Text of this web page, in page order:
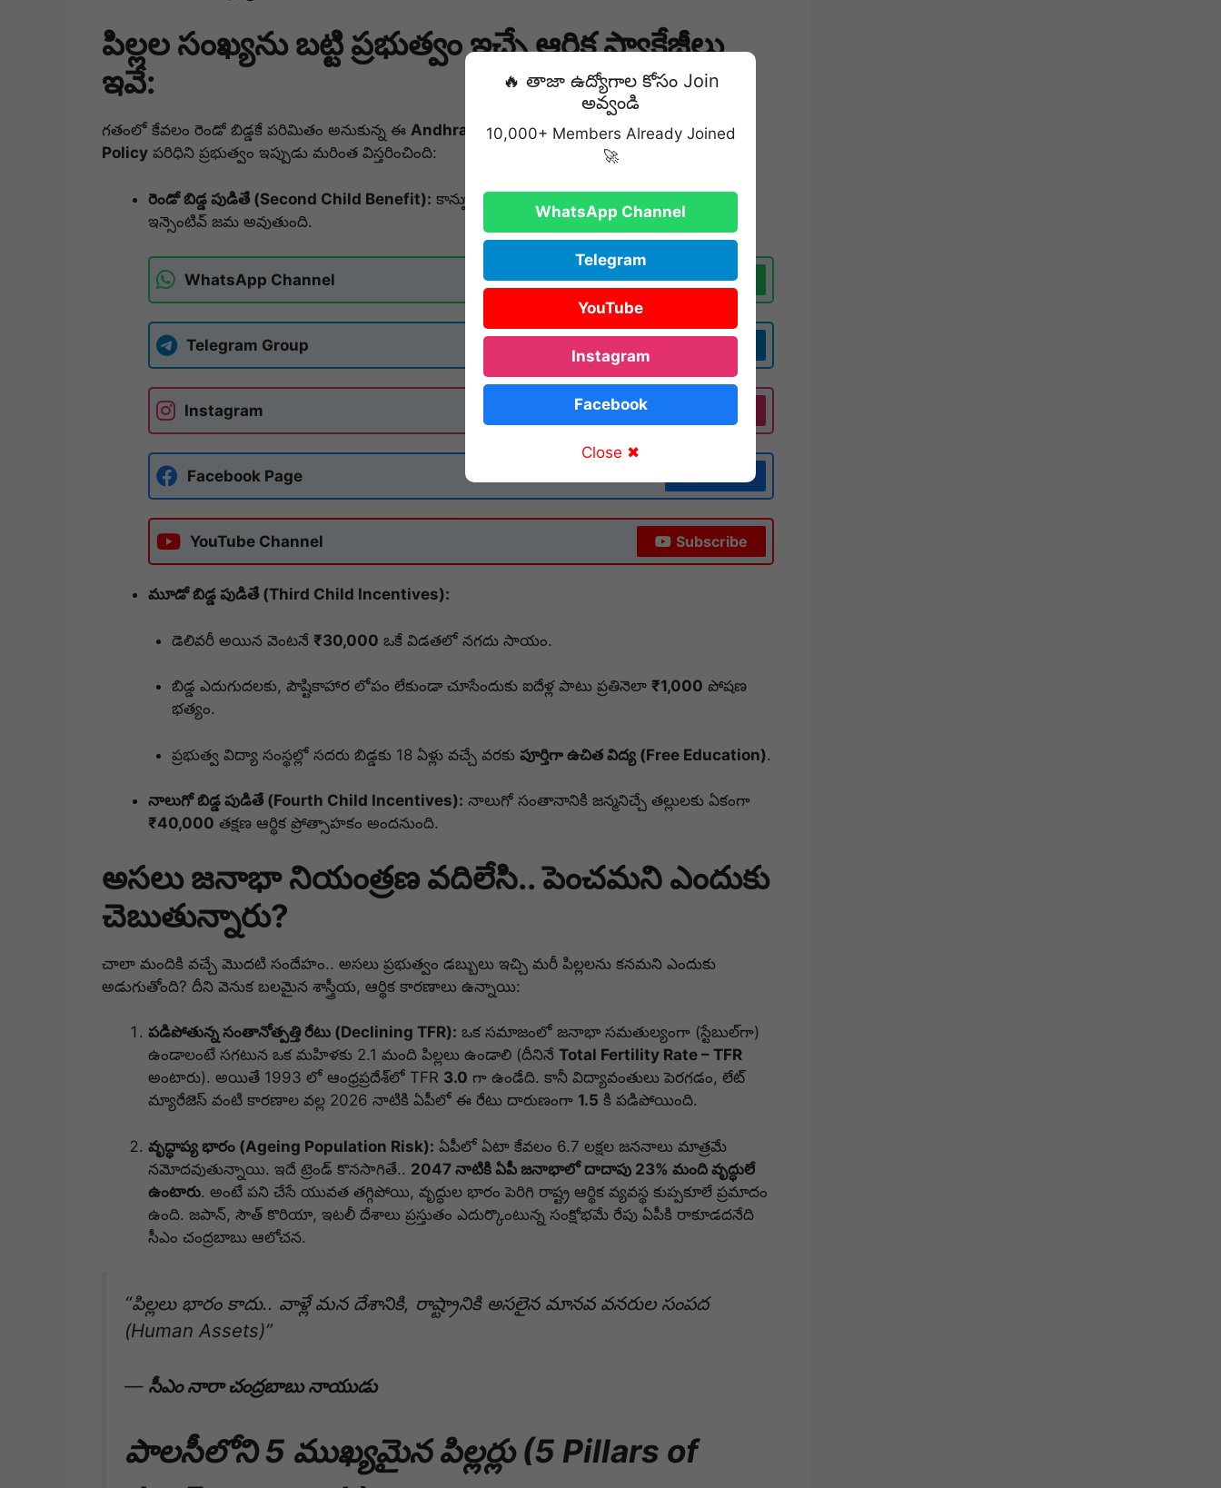
పిల్లల సంఖ్యను బట్టి ప్రభుత్వం ఇచ్చే ఆర్థిక ప్యాకేజీలు
ఇవే:
గతంలో కేవలం రెండో బిడ్డకే పరిమితం అనుకున్న ఈ Andhra Pradesh Population Management
Policy పరిధిని ప్రభుత్వం ఇప్పుడు మరింత విస్తరించింది:
రెండో బిడ్డ పుడితే (Second Child Benefit): కాన్పు సమయానికే తల్లి అకౌంట్లో
వన్-టైమ్
ఇన్సెంటివ్ జమ అవుతుంది.
WhatsApp Channel Join Now
Telegram Group Join Now
Instagram
Facebook Page
YouTube Channel Subscribe
మూడో బిడ్డ పుడితే (Third Child Incentives):
డెలివరీ అయిన వెంటనే ₹30,000 ఒకే విడతలో నగదు సాయం.
బిడ్డ ఎదుగుదలకు, పౌష్టికాహార లోపం లేకుండా చూసేందుకు ఐదేళ్ల పాటు ప్రతినెలా ₹1,000 పోషణ
భత్యం.
ప్రభుత్వ విద్యా సంస్థల్లో సదరు బిడ్డకు 18 ఏళ్లు వచ్చే వరకు పూర్తిగా ఉచిత విద్య (Free Education).
నాలుగో బిడ్డ పుడితే (Fourth Child Incentives): నాలుగో సంతానానికి జన్మనిచ్చే తల్లులకు ఏకంగా
₹40,000 తక్షణ ఆర్థిక ప్రోత్సాహకం అందనుంది.
అసలు జనాభా నియంత్రణ వదిలేసి.. పెంచమని ఎందుకు
చెబుతున్నారు?
చాలా మందికి వచ్చే మొదటి సందేహం.. అసలు ప్రభుత్వం డబ్బులు ఇచ్చి మరీ పిల్లలను కనమని ఎందుకు
అడుగుతోంది? దీని వెనుక బలమైన శాస్త్రీయ, ఆర్థిక కారణాలు ఉన్నాయి:
పడిపోతున్న సంతానోత్పత్తి రేటు (Declining TFR): ఒక సమాజంలో జనాభా సమతుల్యంగా (స్టేబుల్‌గా)
ఉండాలంటే సగటున ఒక మహిళకు 2.1 మంది పిల్లలు ఉండాలి (దీనినే Total Fertility Rate – TFR
అంటారు). అయితే 1993 లో ఆంధ్రప్రదేశ్‌లో TFR 3.0 గా ఉండేది. కానీ విద్యావంతులు పెరగడం, లేట్
మ్యారేజెస్ వంటి కారణాల వల్ల 2026 నాటికి ఏపీలో ఈ రేటు దారుణంగా 1.5 కి పడిపోయింది.
వృద్ధాప్య భారం (Ageing Population Risk): ఏపీలో ఏటా కేవలం 6.7 లక్షల జననాలు మాత్రమే
నమోదవుతున్నాయి. ఇదే ట్రెండ్ కొనసాగితే.. 2047 నాటికి ఏపీ జనాభాలో దాదాపు 23% మంది వృద్ధులే
ఉంటారు. అంటే పని చేసే యువత తగ్గిపోయి, వృద్ధుల భారం పెరిగి రాష్ట్ర ఆర్థిక వ్యవస్థ కుప్పకూలే ప్రమాదం
ఉంది. జపాన్, సౌత్ కొరియా, ఇటలీ దేశాలు ప్రస్తుతం ఎదుర్కొంటున్న సంక్షోభమే రేపు ఏపీకి రాకూడదనేది
సీఎం చంద్రబాబు ఆలోచన.
“పిల్లలు భారం కాదు.. వాళ్లే మన దేశానికి, రాష్ట్రానికి అసలైన మానవ వనరుల సంపద
(Human Assets)”
— సీఎం నారా చంద్రబాబు నాయుడు
పాలసీలోని 5 ముఖ్యమైన పిల్లర్లు (5 Pillars of
🔥 తాజా ఉద్యోగాల కోసం Join
అవ్వండి
10,000+ Members Already Joined
🚀
WhatsApp Channel
Telegram
YouTube
Instagram
Facebook
Close ✖